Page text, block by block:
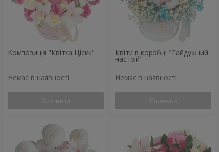
Композиція "Квітка Цісик"
Немає в наявності
Уточнити
Квіти в коробці "Райдужний
настрій"
Немає в наявності
Уточнити